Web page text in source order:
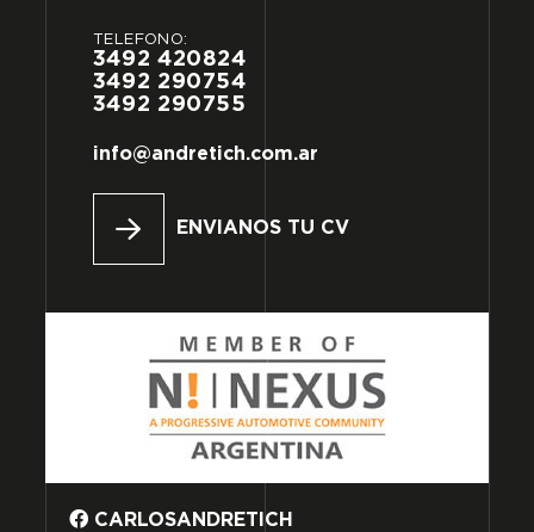
TELÉFONO:
3492 420824
3492 290754
3492 290755
info@andretich.com.ar
ENVIANOS TU CV
CARLOSANDRETICH